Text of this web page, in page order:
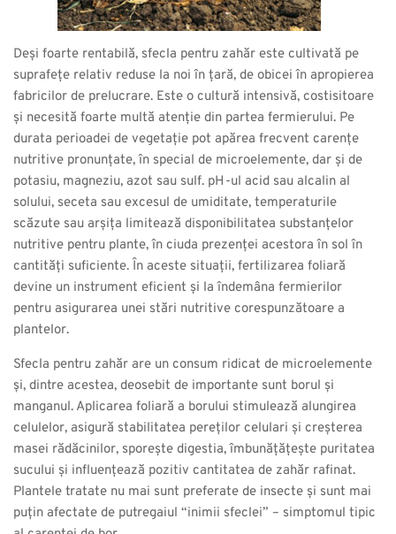
Deși foarte rentabilă, sfecla pentru zahăr este cultivată pe
suprafețe relativ reduse la noi în țară, de obicei în apropierea
fabricilor de prelucrare. Este o cultură intensivă, costisitoare
și necesită foarte multă atenție din partea fermierului. Pe
durata perioadei de vegetație pot apărea frecvent carențe
nutritive pronunțate, în special de microelemente, dar și de
potasiu, magneziu, azot sau sulf. pH-ul acid sau alcalin al
solului, seceta sau excesul de umiditate, temperaturile
scăzute sau arșița limitează disponibilitatea substanțelor
nutritive pentru plante, în ciuda prezenței acestora în sol în
cantități suficiente. În aceste situații, fertilizarea foliară
devine un instrument eficient și la îndemâna fermierilor
pentru asigurarea unei stări nutritive corespunzătoare a
plantelor.
Sfecla pentru zahăr are un consum ridicat de microelemente
și, dintre acestea, deosebit de importante sunt borul și
manganul. Aplicarea foliară a borului stimulează alungirea
celulelor, asigură stabilitatea pereților celulari și creșterea
masei rădăcinilor, sporește digestia, îmbunățățește puritatea
sucului și influențează pozitiv cantitatea de zahăr rafinat.
Plantele tratate nu mai sunt preferate de insecte și sunt mai
puțin afectate de putregaiul “inimii sfeclei” – simptomul tipic